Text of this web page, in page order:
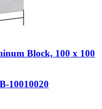
Block, 100 x 100
10010020